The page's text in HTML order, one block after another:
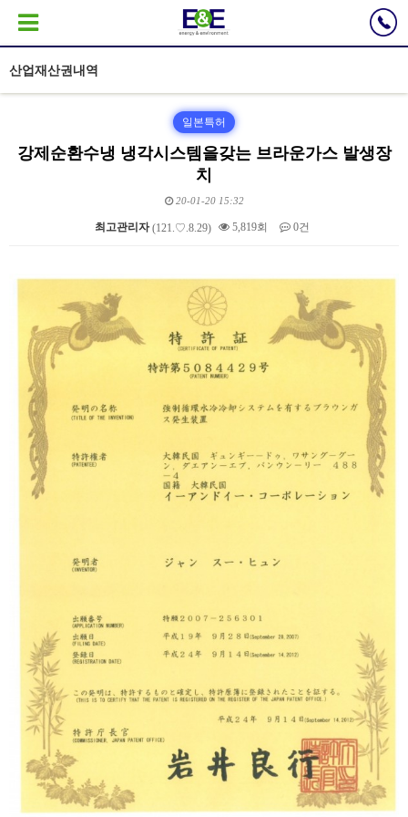
산업재산권내역
일본특허
강제순환수냉 냉각시스템을갖는 브라운가스 발생장
치
20-01-20 15:32
최고관리자(121.♡.8.29) 5,819회 0건